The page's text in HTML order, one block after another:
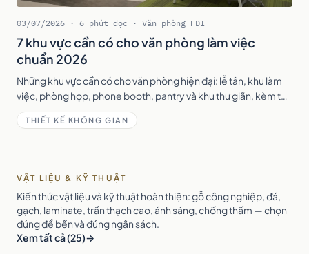
03/07/2026 · 6 phút đọc · Văn phòng FDI
7 khu vực cần có cho văn phòng làm việc
chuẩn 2026
Những khu vực cần có cho văn phòng hiện đại: lễ tân, khu làm
việc, phòng họp, phone booth, pantry và khu thư giãn, kèm tỷ
lệ diện tích tham khảo.
THIẾT KẾ KHÔNG GIAN
VẬT LIỆU & KỸ THUẬT
Kiến thức vật liệu và kỹ thuật hoàn thiện: gỗ công nghiệp, đá,
gạch, laminate, trần thạch cao, ánh sáng, chống thấm — chọn
đúng để bền và đúng ngân sách.
Xem tất cả (25)